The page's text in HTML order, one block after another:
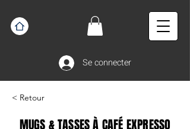
Se connecter
< Retour
MUGS & TASSES À CAFÉ EXPRESSO